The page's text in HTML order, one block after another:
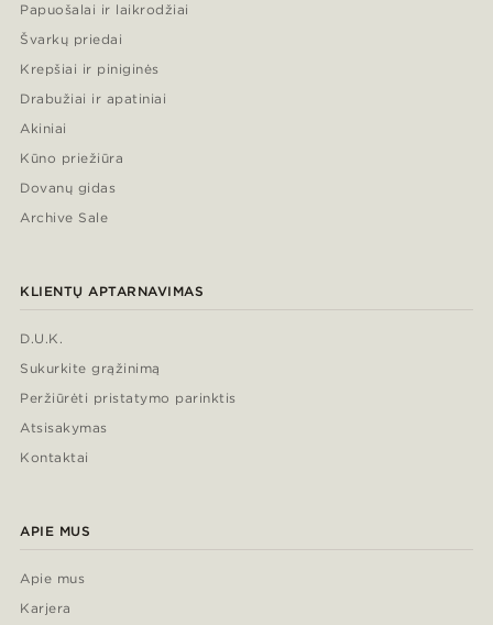
Papuošalai ir laikrodžiai
Švarkų priedai
Krepšiai ir piniginės
Drabužiai ir apatiniai
Akiniai
Kūno priežiūra
Dovanų gidas
Archive Sale
KLIENTŲ APTARNAVIMAS
D.U.K.
Sukurkite grąžinimą
Peržiūrėti pristatymo parinktis
Atsisakymas
Kontaktai
APIE MUS
Apie mus
Karjera